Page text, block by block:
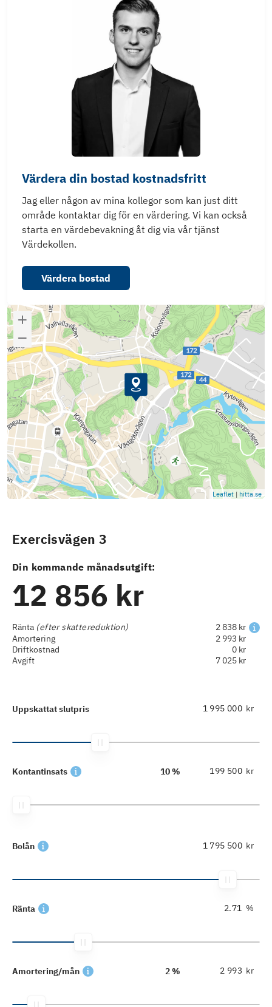
Värdera din bostad kostnadsfritt
Jag eller någon av mina kollegor som kan just ditt
område kontaktar dig för en värdering. Vi kan också
starta en värdebevakning åt dig via vår tjänst
Värdekollen.
Värdera bostad
Leaflet | hitta.se
Exercisvägen 3
Din kommande månadsutgift:
12 856 kr
Ränta (efter skattereduktion)
2 838 kr
Amortering
2 993 kr
Driftkostnad
0 kr
Avgift
7 025 kr
Uppskattat slutpris kr
Kontantinsats 10 % kr
Bolån kr
Ränta %
Amortering/mån 2 % kr